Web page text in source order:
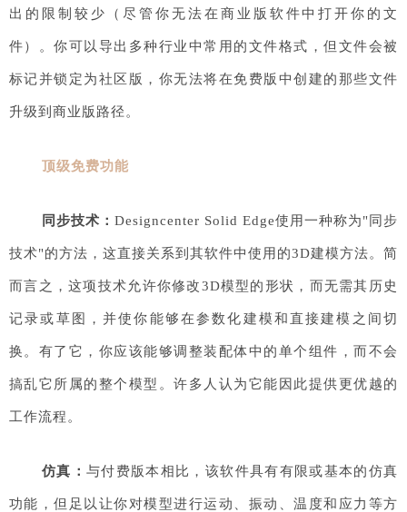
出的限制较少（尽管你无法在商业版软件中打开你的文
件）。你可以导出多种行业中常用的文件格式，但文件会被
标记并锁定为社区版，你无法将在免费版中创建的那些文件
升级到商业版路径。
顶级免费功能
同步技术： Designcenter Solid Edge使用一种称为"同步
技术"的方法，这直接关系到其软件中使用的3D建模方法。简
而言之，这项技术允许你修改3D模型的形状，而无需其历史
记录或草图，并使你能够在参数化建模和直接建模之间切
换。有了它，你应该能够调整装配体中的单个组件，而不会
搞乱它所属的整个模型。许多人认为它能因此提供更优越的
工作流程。
仿真：与付费版本相比，该软件具有有限或基本的仿真
功能，但足以让你对模型进行运动、振动、温度和应力等方